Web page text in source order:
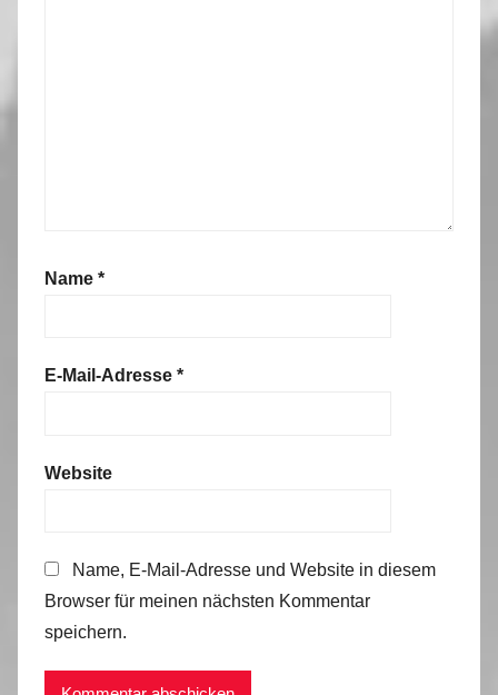
Name *
E-Mail-Adresse *
Website
Name, E-Mail-Adresse und Website in diesem
Browser für meinen nächsten Kommentar
speichern.